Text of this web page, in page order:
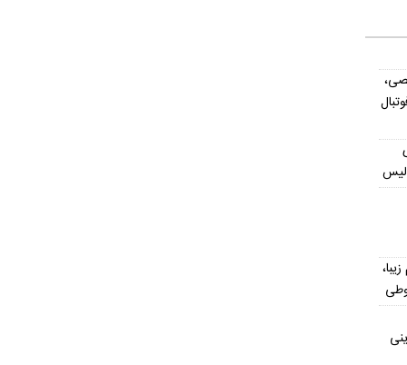
۳۰۰ اسم زیبا،